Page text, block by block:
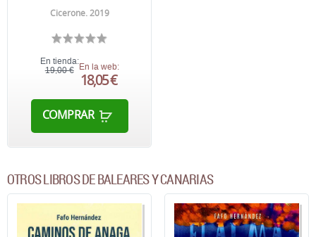
Cicerone. 2019
En tienda:
19,00 € En la web:
18,05 €
COMPRAR
OTROS LIBROS DE BALEARES Y CANARIAS